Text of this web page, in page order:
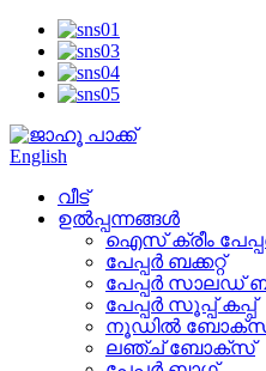
English
വീട്
ഉൽപ്പന്നങ്ങൾ
ഐസ് ക്രീം
പേപ്പർ ബക്കറ്റ്
പേപ്പർ സാലഡ്
പേപ്പർ സൂപ്പ് കപ്പ്
നൂഡിൽ
ലഞ്ച് ബോക്സ്